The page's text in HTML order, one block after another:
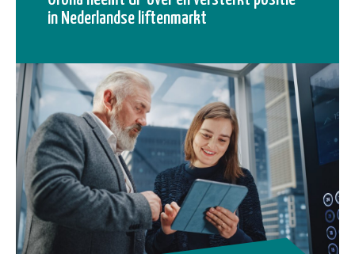
in Nederlandse liftenmarkt